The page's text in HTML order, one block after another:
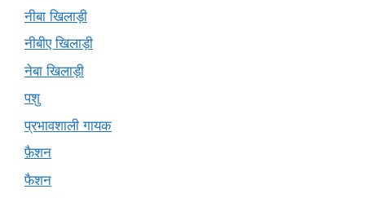
नीबा खिलाड़ी
नीबीए खिलाड़ी
नेबा खिलाड़ी
पशु
प्रभावशाली गायक
फ़ैशन
फैशन